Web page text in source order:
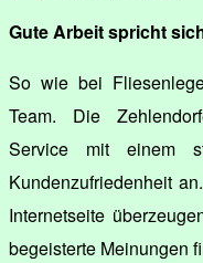
Gute Arbeit spricht
So wie bei
Team. Die
Service mit einem
Kundenzufriedenheit
Internetseite
begeisterte Meinungen